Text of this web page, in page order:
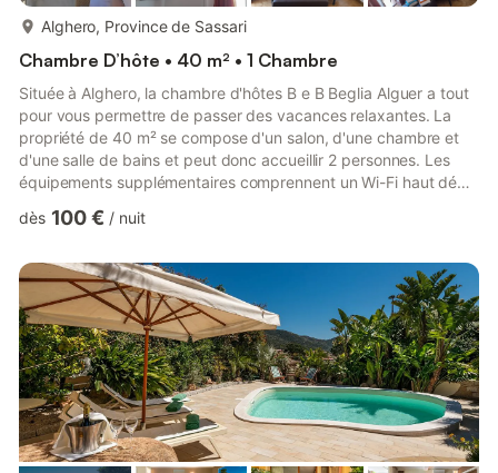
Alghero, Province de Sassari
Chambre D’hôte • 40 m² • 1 Chambre
Située à Alghero, la chambre d'hôtes B e B Beglia Alguer a tout
pour vous permettre de passer des vacances relaxantes. La
propriété de 40 m² se compose d'un salon, d'une chambre et
d'une salle de bains et peut donc accueillir 2 personnes. Les
équipements supplémentaires comprennent un Wi-Fi haut débit
climatisation. Cette location de vacances dispose d'un balcon
proximité de la plage et les transports en commun sont
accessibles à pied. Un parking gratuit est disponible dans...
dès 100 € / nuit